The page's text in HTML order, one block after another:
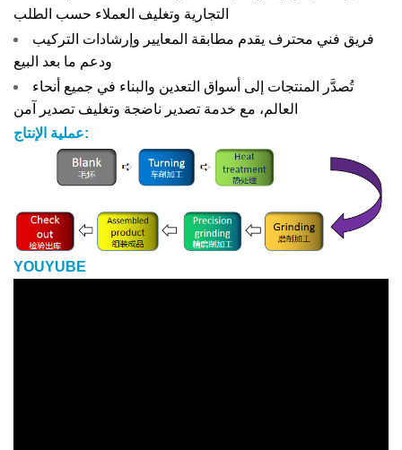
التجارية وتغليف العملاء حسب الطلب
فريق فني محترف يقدم مطابقة المعايير وإرشادات التركيب
ودعم ما بعد البيع
تُصدَّر المنتجات إلى أسواق التعدين والبناء في جميع أنحاء
العالم، مع خدمة تصدير ناضجة وتغليف تصدير آمن
عملية الإنتاج:
YOUYUBE